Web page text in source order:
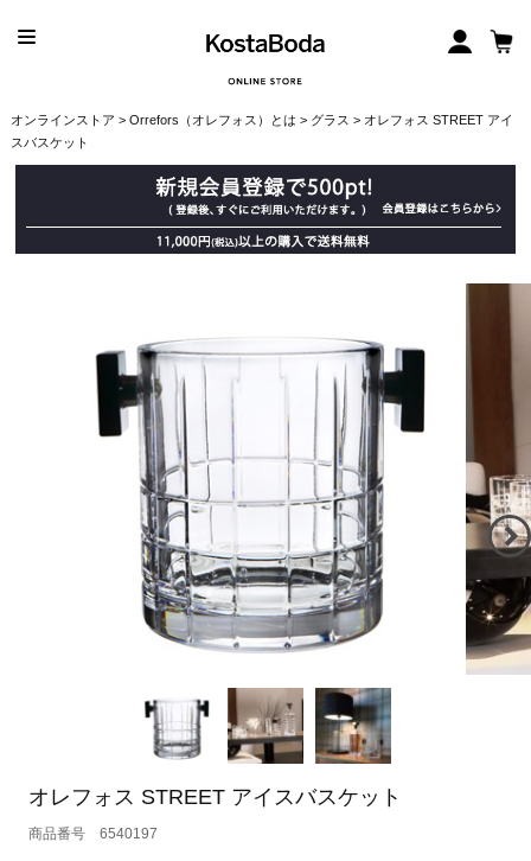
オンラインストア > Orrefors（オレフォス）とは > グラス > オレフォス STREET アイ
スバスケット
オレフォス STREET アイスバスケット
6540197